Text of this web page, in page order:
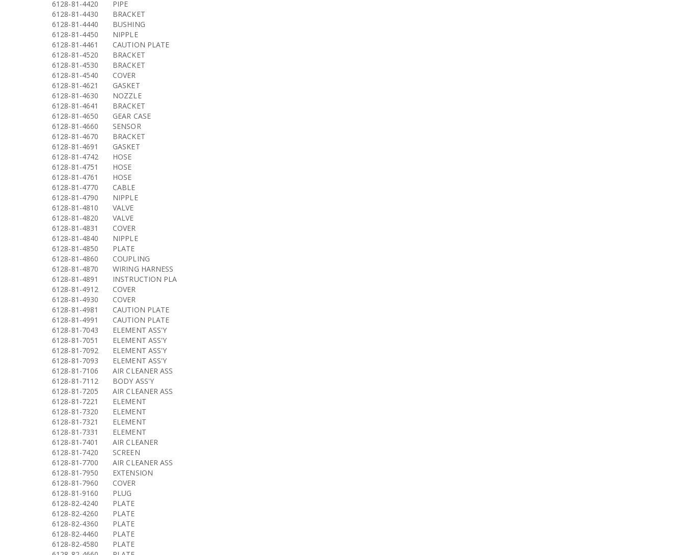
6128-81-4420
PIPE
6128-81-4430
BRACKET
6128-81-4440
BUSHING
6128-81-4450
NIPPLE
6128-81-4461
CAUTION PLATE
6128-81-4520
BRACKET
6128-81-4530
BRACKET
6128-81-4540
COVER
6128-81-4621
GASKET
6128-81-4630
NOZZLE
6128-81-4641
BRACKET
6128-81-4650
GEAR CASE
6128-81-4660
SENSOR
6128-81-4670
BRACKET
6128-81-4691
GASKET
6128-81-4742
HOSE
6128-81-4751
HOSE
6128-81-4761
HOSE
6128-81-4770
CABLE
6128-81-4790
NIPPLE
6128-81-4810
VALVE
6128-81-4820
VALVE
6128-81-4831
COVER
6128-81-4840
NIPPLE
6128-81-4850
PLATE
6128-81-4860
COUPLING
6128-81-4870
WIRING HARNESS
6128-81-4891
INSTRUCTION PLA
6128-81-4912
COVER
6128-81-4930
COVER
6128-81-4981
CAUTION PLATE
6128-81-4991
CAUTION PLATE
6128-81-7043
ELEMENT ASS'Y
6128-81-7051
ELEMENT ASS'Y
6128-81-7092
ELEMENT ASS'Y
6128-81-7093
ELEMENT ASS'Y
6128-81-7106
AIR CLEANER ASS
6128-81-7112
BODY ASS'Y
6128-81-7205
AIR CLEANER ASS
6128-81-7221
ELEMENT
6128-81-7320
ELEMENT
6128-81-7321
ELEMENT
6128-81-7331
ELEMENT
6128-81-7401
AIR CLEANER
6128-81-7420
SCREEN
6128-81-7700
AIR CLEANER ASS
6128-81-7950
EXTENSION
6128-81-7960
COVER
6128-81-9160
PLUG
6128-82-4240
PLATE
6128-82-4260
PLATE
6128-82-4360
PLATE
6128-82-4460
PLATE
6128-82-4580
PLATE